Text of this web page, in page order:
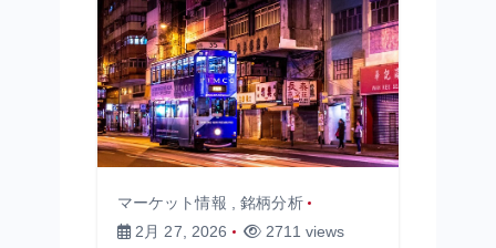
マーケット情報 ,銘柄分析
2月 27, 2026
2711 views